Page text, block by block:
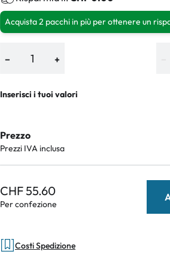
Acquista 2 pacchi in più per ottenere un
− +
Inserisci i tuoi valori
Prezzo
Prezzi IVA inclusa
CHF 55.60
Per confezione
Costi Spedizione